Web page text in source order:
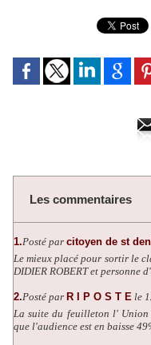
Les commentaires
1.Posté par citoyen de st
Le mieux placé pour sortir le
DIDIER ROBERT et personne
2.Posté par R I P O S T E le
La suite du feuilleton l'
que l'audience est en baisse